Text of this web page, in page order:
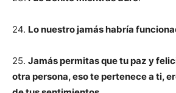
24. Lo nuestro jamás habría
25. Jamás permitas que tu paz y
otra persona, eso te pertenece a ti,